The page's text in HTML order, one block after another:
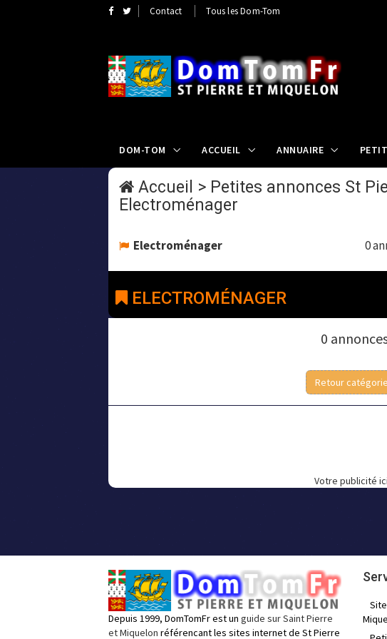
Contact Tous les Dom-Tom
DOM-TOM ACCUEIL ANNUAIRE
Accueil > Petites annonces St
Electroménager
Electroménager 0
ELECTROMÉNAGER
0
Retour
Votre publicité
Depuis 1999, DomTomFr est un guide sur Saint Pierre
et Miquelon référencant les sites internet de St Pierre